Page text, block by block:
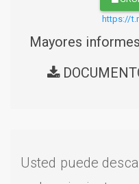
https://
Mayores
Usted puede